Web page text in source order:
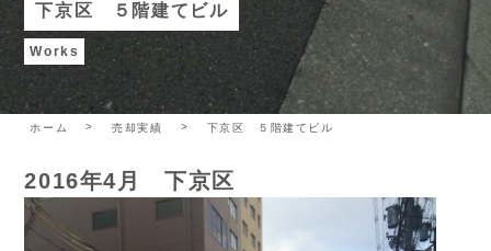
下京区 ５階建てビル
Works
ホーム 売却実績 下京区 ５階建てビル
2016年4月 下京区